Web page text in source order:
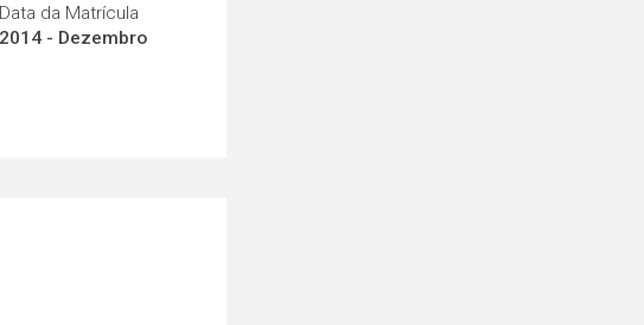
Data da Matrícula
2014 - Dezembro